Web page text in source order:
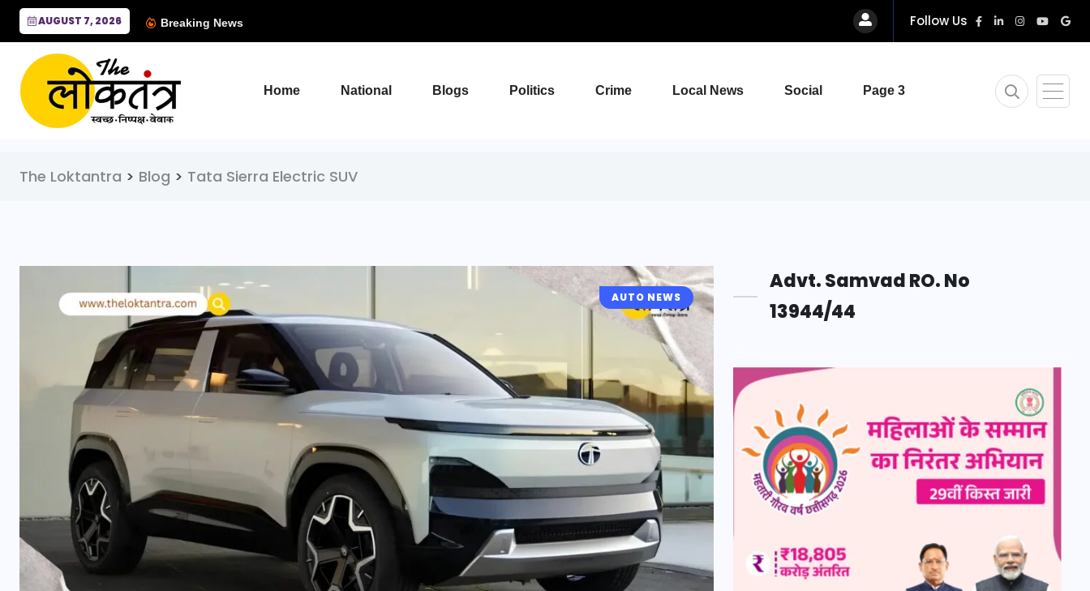
AUGUST 7, 2026 Breaking News Follow Us
Home National Blogs Politics Crime Local News Social Page 3
The Loktantra > Blog > Tata Sierra Electric SUV
AUTO NEWS
Advt. Samvad RO. No
13944/44